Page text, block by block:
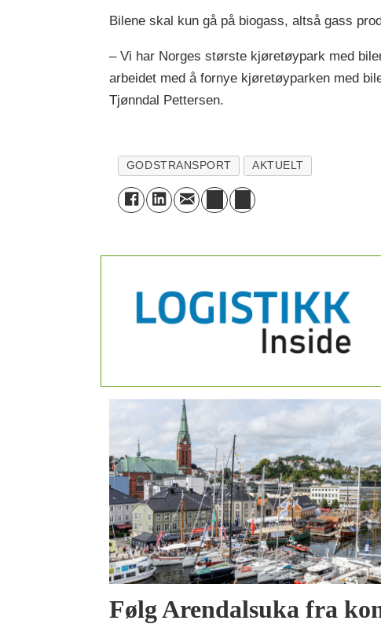
Bilene skal kun gå på biogass, altså gass
– Vi har Norges største kjøretøypark med
arbeidet med å fornye kjøretøyparken med
Tjønndal Pettersen.
GODSTRANSPORT AKTUELT
Følg Arendalsuka fra